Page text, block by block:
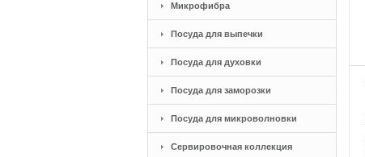
Микрофибра
Посуда для выпечки
Посуда для духовки
Посуда для заморозки
Посуда для микроволновки
Сервировочная коллекция